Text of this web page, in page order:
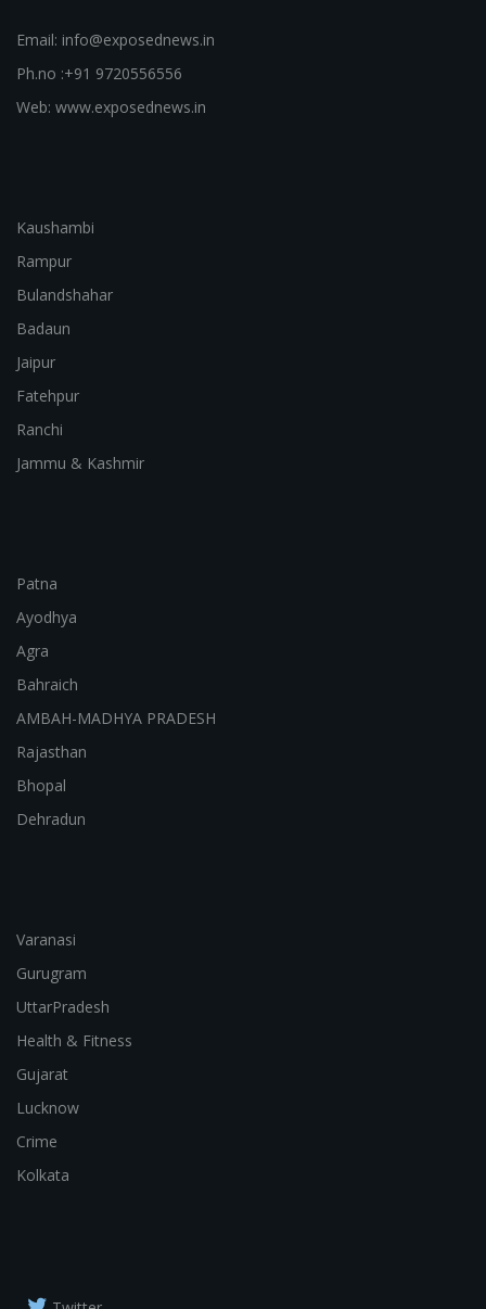
Email: info@exposednews.in
Ph.no :+91 9720556556
Web: www.exposednews.in
Kaushambi
Rampur
Bulandshahar
Badaun
Jaipur
Fatehpur
Ranchi
Jammu & Kashmir
Patna
Ayodhya
Agra
Bahraich
AMBAH-MADHYA PRADESH
Rajasthan
Bhopal
Dehradun
Varanasi
Gurugram
UttarPradesh
Health & Fitness
Gujarat
Lucknow
Crime
Kolkata